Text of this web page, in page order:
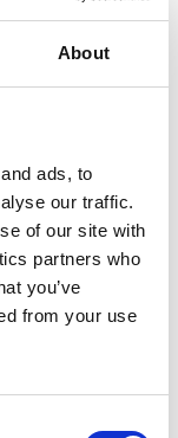
About
ads, to
our traffic.
of our site with
partners who
you’ve
from your use